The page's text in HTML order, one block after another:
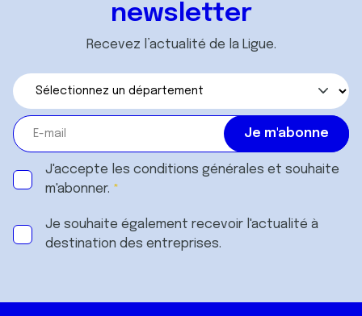
newsletter
Recevez l’actualité de la Ligue.
J'accepte les conditions générales et souhaite
m'abonner.
Je souhaite également recevoir l'actualité à
destination des entreprises.